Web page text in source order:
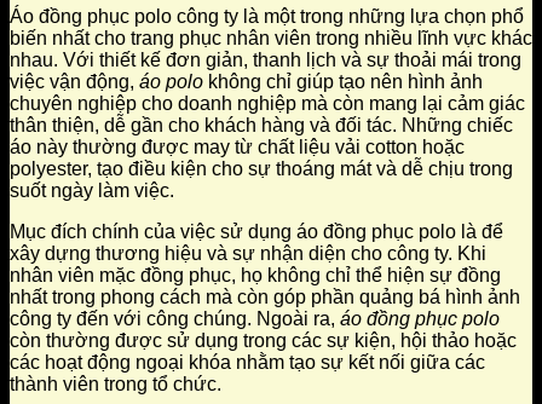
Áo đồng phục polo công ty là một trong những lựa chọn phổ
biến nhất cho trang phục nhân viên trong nhiều lĩnh vực khác
nhau. Với thiết kế đơn giản, thanh lịch và sự thoải mái trong
việc vận động, áo polo không chỉ giúp tạo nên hình ảnh
chuyên nghiệp cho doanh nghiệp mà còn mang lại cảm giác
thân thiện, dễ gần cho khách hàng và đối tác. Những chiếc
áo này thường được may từ chất liệu vải cotton hoặc
polyester, tạo điều kiện cho sự thoáng mát và dễ chịu trong
suốt ngày làm việc.
Mục đích chính của việc sử dụng áo đồng phục polo là để
xây dựng thương hiệu và sự nhận diện cho công ty. Khi
nhân viên mặc đồng phục, họ không chỉ thể hiện sự đồng
nhất trong phong cách mà còn góp phần quảng bá hình ảnh
công ty đến với công chúng. Ngoài ra, áo đồng phục polo
còn thường được sử dụng trong các sự kiện, hội thảo hoặc
các hoạt động ngoại khóa nhằm tạo sự kết nối giữa các
thành viên trong tổ chức.